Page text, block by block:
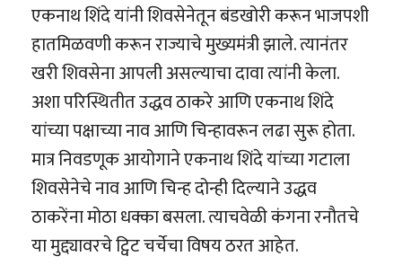
एकनाथ शिंदे यांनी शिवसेनेतून बंडखोरी करून भाजपशी
हातमिळवणी करून राज्याचे मुख्यमंत्री झाले. त्यानंतर
खरी शिवसेना आपली असल्याचा दावा त्यांनी केला.
अशा परिस्थितीत उद्धव ठाकरे आणि एकनाथ शिंदे
यांच्या पक्षाच्या नाव आणि चिन्हावरून लढा सुरू होता.
मात्र निवडणूक आयोगाने एकनाथ शिंदे यांच्या गटाला
शिवसेनेचे नाव आणि चिन्ह दोन्ही दिल्याने उद्धव
ठाकरेंना मोठा धक्का बसला. त्याचवेळी कंगना रनौतचे
या मुद्द्यावरचे ट्विट चर्चेचा विषय ठरत आहेत.